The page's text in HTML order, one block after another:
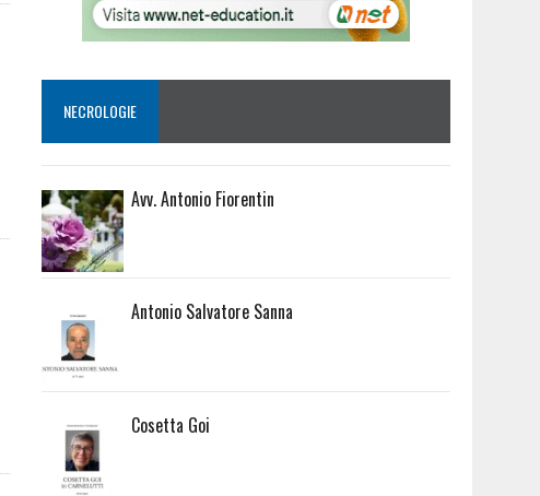
NECROLOGIE
Avv. Antonio Fiorentin
Antonio Salvatore Sanna
Cosetta Goi